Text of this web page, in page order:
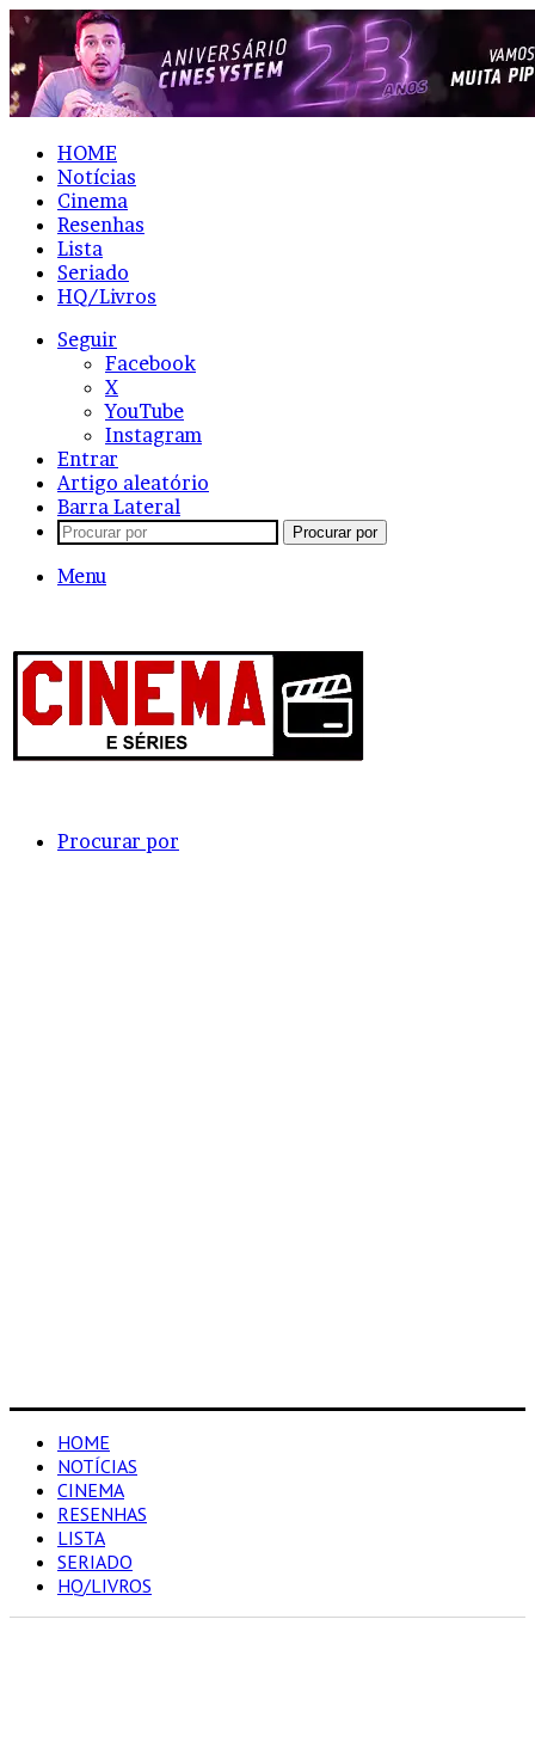
HOME
Notícias
Cinema
Resenhas
Lista
Seriado
HQ/Livros
Seguir
Facebook
X
YouTube
Instagram
Entrar
Artigo aleatório
Barra Lateral
Procurar por
Menu
Procurar por
HOME
NOTÍCIAS
CINEMA
RESENHAS
LISTA
SERIADO
HQ/LIVROS